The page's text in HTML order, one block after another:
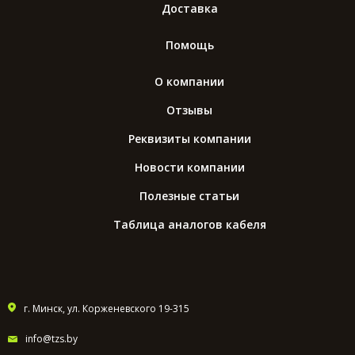
Доставка
Помощь
О компании
Отзывы
Реквизиты компании
Новости компании
Полезные статьи
Таблица аналогов кабеля
г. Минск, ул. Корженевского 19-315
info@tzs.by